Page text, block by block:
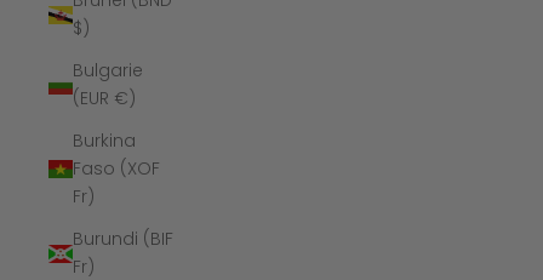
$)
Bulgarie
(EUR €)
Burkina
Faso (XOF
Fr)
Burundi (BIF
Fr)